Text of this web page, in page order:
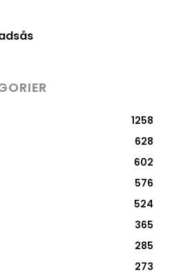
1258
628
602
576
524
365
285
273